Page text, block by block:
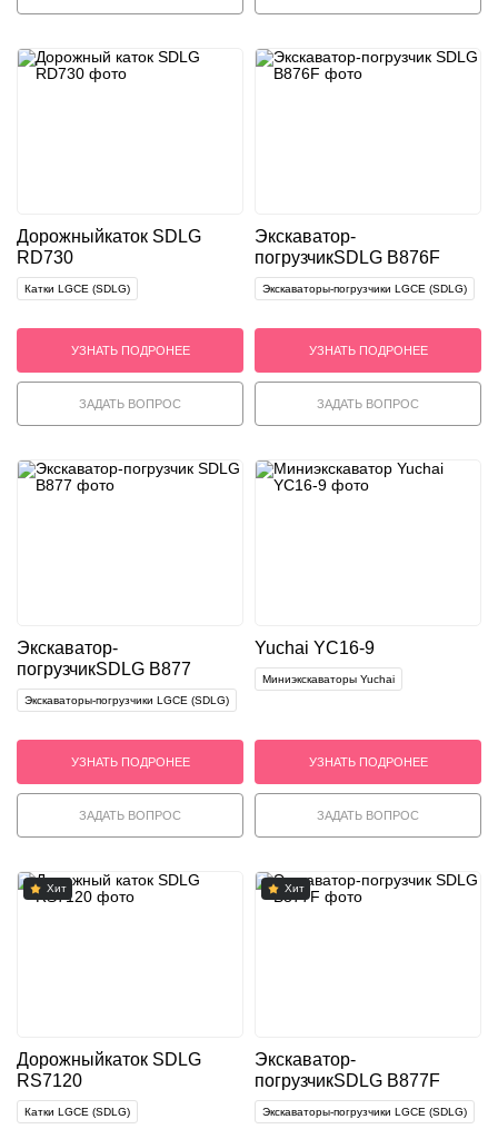
Дорожныйкаток SDLG
RD730
Катки LGCE (SDLG)
УЗНАТЬ ПОДРОНЕЕ
ЗАДАТЬ ВОПРОС
Экскаватор-
погрузчикSDLG B876F
Экскаваторы-погрузчики LGCE (SDLG)
УЗНАТЬ ПОДРОНЕЕ
ЗАДАТЬ ВОПРОС
Экскаватор-
погрузчикSDLG B877
Экскаваторы-погрузчики LGCE (SDLG)
УЗНАТЬ ПОДРОНЕЕ
ЗАДАТЬ ВОПРОС
Yuchai YC16-9
Миниэкскаваторы Yuchai
УЗНАТЬ ПОДРОНЕЕ
ЗАДАТЬ ВОПРОС
Хит
Дорожныйкаток SDLG
RS7120
Катки LGCE (SDLG)
Хит
Экскаватор-
погрузчикSDLG B877F
Экскаваторы-погрузчики LGCE (SDLG)